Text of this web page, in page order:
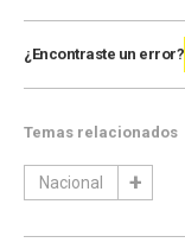
¿Encontraste un error?
Temas relacionados
Nacional